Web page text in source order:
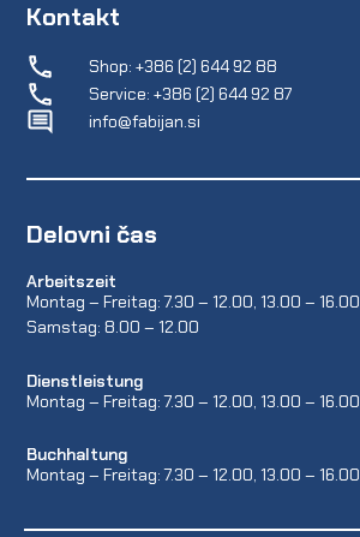
Kontakt
Shop: +386 (2) 644 92 88
Service: +386 (2) 644 92 87
info@fabijan.si
Delovni čas
Arbeitszeit
Montag – Freitag: 7.30 – 12.00, 13.00 – 16.00
Samstag: 8.00 – 12.00
Dienstleistung
Montag – Freitag: 7.30 – 12.00, 13.00 – 16.00
Buchhaltung
Montag – Freitag: 7.30 – 12.00, 13.00 – 16.00